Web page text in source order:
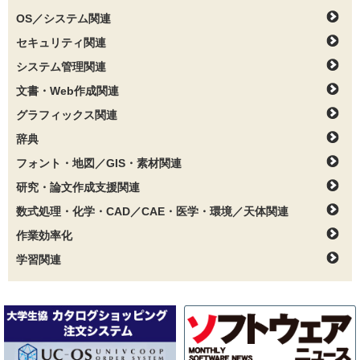
OS／システム関連
セキュリティ関連
システム管理関連
文書・Web作成関連
グラフィックス関連
辞典
フォント・地図／GIS・素材関連
研究・論文作成支援関連
数式処理・化学・CAD／CAE・医学・環境／天体関連
作業効率化
学習関連